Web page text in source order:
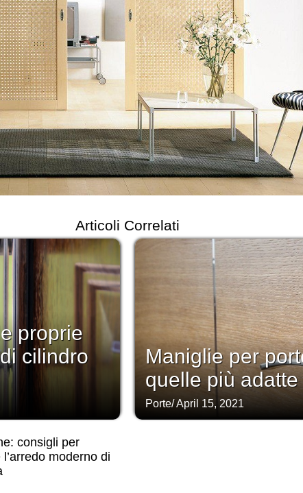
Articoli Correlati
proprie
cilindro
Maniglie per
quelle più
Porte/April 15, 2021
consigli per
moderno di